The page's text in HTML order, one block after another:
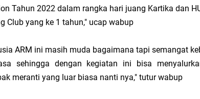
Audiensi Bupati Asmar Berbuah Komitmen
Camat Pulau Merbau Hermansyah, S.H.
Tahun 2022 dalam rangka hari juang Kartika dan
Club yang ke 1 tahun," ucap wabup
ARM ini masih muda bagaimana tapi semangat
sehingga dengan kegiatan ini bisa
meranti yang luar biasa nanti nya," tutur wabup